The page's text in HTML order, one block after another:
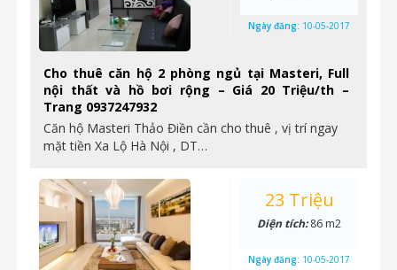
Cho thuê căn hộ 2 phòng ngủ tại Masteri, Full
nội thất và hồ bơi rộng – Giá 20 Triệu/th –
Trang 0937247932
Căn hộ Masteri Thảo Điền cần cho thuê , vị trí ngay
mặt tiền Xa Lộ Hà Nội , DT…
Ngày đăng: 10-05-2017
23 Triệu
Diện tích:86 m2
Ngày đăng: 10-05-2017